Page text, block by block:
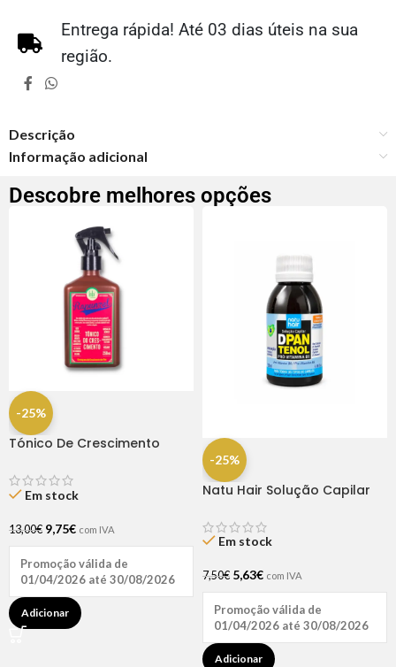
Entrega rápida! Até 03 dias úteis na sua
região.
Descrição
Informação adicional
Descobre melhores opções
-25%
Tónico De Crescimento
Em stock
13,00€ 9,75€ com IVA
Promoção válida de
01/04/2026 até 30/08/2026
Adicionar
-25%
Natu Hair Solução Capilar
Em stock
7,50€ 5,63€ com IVA
Promoção válida de
01/04/2026 até 30/08/2026
Adicionar